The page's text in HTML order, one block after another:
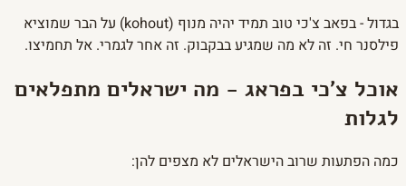
בגדול - בפאב צ'כי טוב תמיד יהיה מנוף (kohout) על הבר שמוציא
פילסנר חי. זה לא מה שמגיע בבקבוק. זה אחר לגמרי. אל תחמיצו.
אוכל צ'כי בפראג - מה ישראלים מתפלאים
לגלות
כמה הפתעות שרוב הישראלים לא מצפים להן: